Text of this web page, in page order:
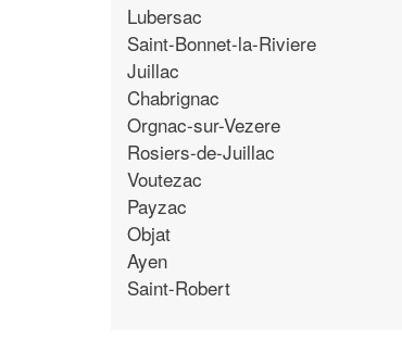
Lubersac
Saint-Bonnet-la-Riviere
Juillac
Chabrignac
Orgnac-sur-Vezere
Rosiers-de-Juillac
Voutezac
Payzac
Objat
Ayen
Saint-Robert